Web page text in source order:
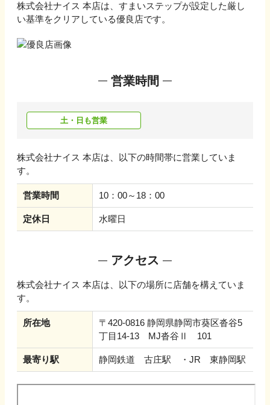
株式会社ナイス 本店は、すまいステップが設定した厳し
い基準をクリアしている優良店です。
営業時間
土・日も営業
株式会社ナイス 本店は、以下の時間帯に営業していま
す。
営業時間 10：00～18：00
定休日 水曜日
アクセス
株式会社ナイス 本店は、以下の場所に店舗を構えていま
す。
所在地
〒420-0816 静岡県静岡市葵区沓谷5
丁目14-13 MJ沓谷Ⅱ 101
最寄り駅 静岡鉄道 古庄駅 ・JR 東静岡駅